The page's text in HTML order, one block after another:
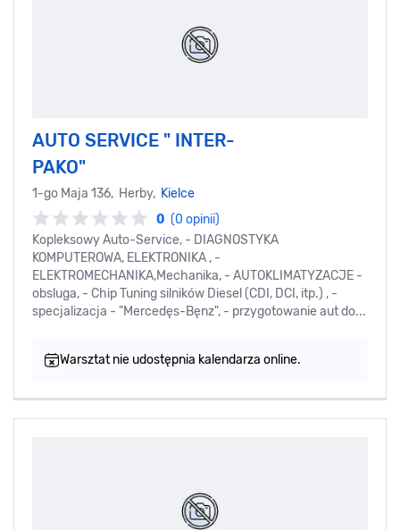
AUTO SERVICE " INTER-
PAKO"
1-go Maja 136, Herby, Kielce
0 (0 opinii)
Kopleksowy Auto-Service, - DIAGNOSTYKA
KOMPUTEROWA, ELEKTRONIKA , -
ELEKTROMECHANIKA,Mechanika, - AUTOKLIMATYZACJE -
obsluga, - Chip Tuning silników Diesel (CDI, DCI, itp.) , -
specjalizacja - "Mercedęs-Bęnz", - przygotowanie aut do...
Warsztat nie udostępnia kalendarza online.